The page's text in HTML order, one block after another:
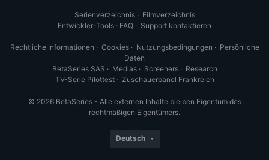
Serienverzeichnis· Filmverzeichnis
Entwickler-Tools · FAQ · Support kontaktieren
Rechtliche Informationen · Cookies· Nutzungsbedingungen · Persönliche
Daten
BetaSeries SAS · Medias· Screeners· Research
TV-Serie Pilottest· Zuschauerpanel Frankreich
© 2026 BetaSeries - Alle externen Inhalte bleiben Eigentum des
rechtmäßigen Eigentümers.
Deutsch